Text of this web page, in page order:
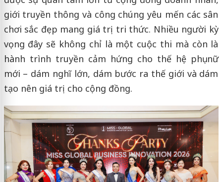
giới truyền thông và công chúng yêu mến các sân
chơi sắc đẹp mang giá trị tri thức. Nhiều người kỳ
vọng đây sẽ không chỉ là một cuộc thi mà còn là
hành trình truyền cảm hứng cho thế hệ phụ nữ
mới – dám nghĩ lớn, dám bước ra thế giới và dám
tạo nên giá trị cho cộng đồng.